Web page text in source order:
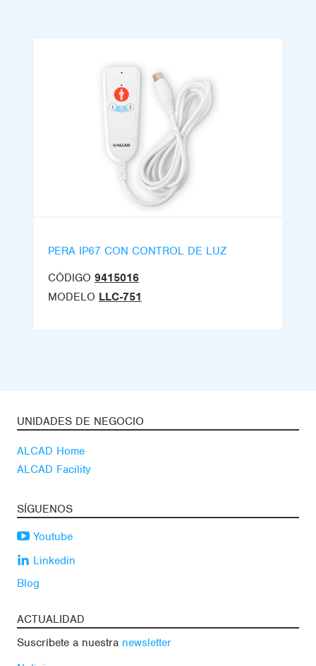
PERA IP67 CON CONTROL DE LUZ
CÓDIGO 9415016
MODELO LLC-751
UNIDADES DE NEGOCIO
ALCAD Home
ALCAD Facility
SÍGUENOS
Youtube
Linkedin
Blog
ACTUALIDAD
Suscríbete a nuestra newsletter